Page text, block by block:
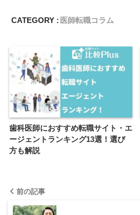
CATEGORY : 医師転職コラム
歯科医師におすすめ転職サイト・エ
ージェントランキング13選！選び
方も解説
前の記事